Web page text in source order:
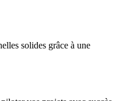
solides grâce à une